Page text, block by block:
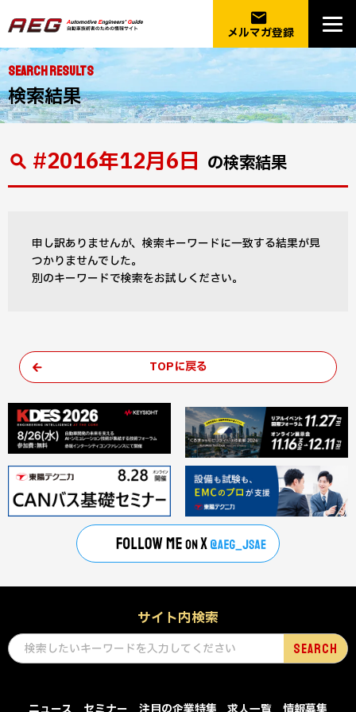
email
メルマガ登録
SEARCH RESULTS
検索結果
#2016年12月6日 の検索結果
申し訳ありませんが、検索キーワードに一致する結果が見
つかりませんでした。
別のキーワードで検索をお試しください。
TOPに戻る
サイト内検索